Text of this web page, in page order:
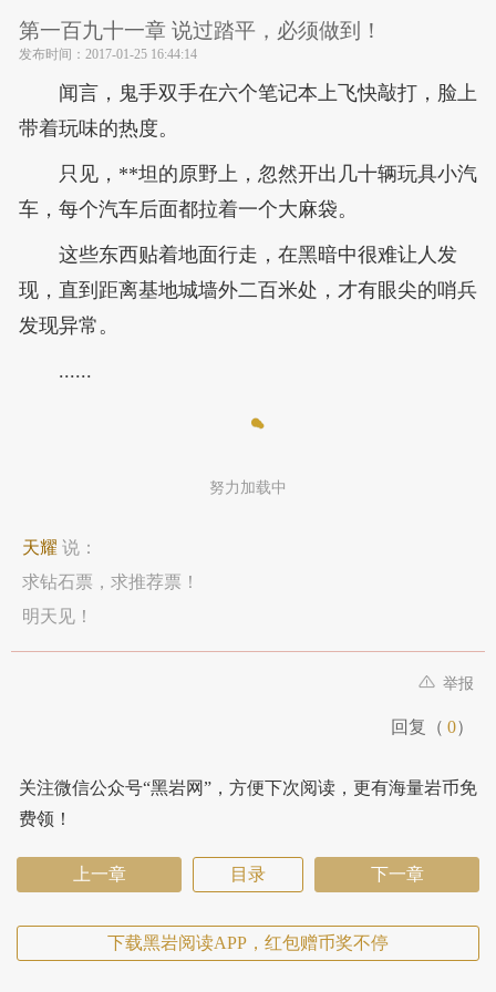
第一百九十一章 说过踏平，必须做到！
发布时间： 2017-01-25 16:44:14
闻言，鬼手双手在六个笔记本上飞快敲打，脸上
带着玩味的热度。
只见，**坦的原野上，忽然开出几十辆玩具小汽
车，每个汽车后面都拉着一个大麻袋。
这些东西贴着地面行走，在黑暗中很难让人发
现，直到距离基地城墙外二百米处，才有眼尖的哨兵
发现异常。
......
努力加载中
天耀 说：
求钻石票，求推荐票！
明天见！
举报
回复（ 0）
关注微信公众号“黑岩网”，方便下次阅读，更有海量岩币免
费领！
上一章 目录 下一章
下载黑岩阅读APP，红包赠币奖不停